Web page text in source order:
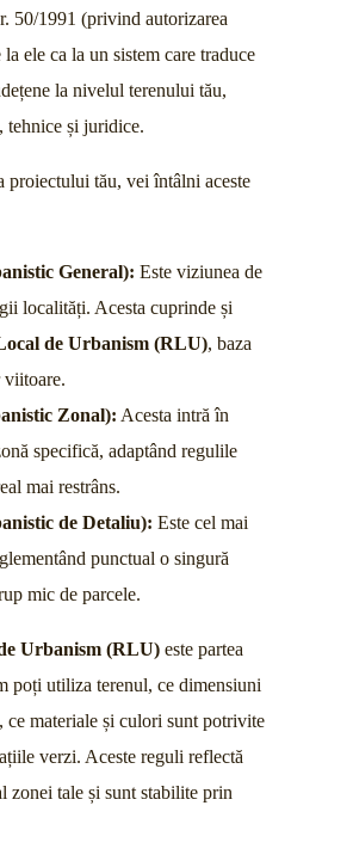
50/1991 (privind autorizarea
ele ca la un sistem care traduce
la nivelul terenului tău,
tehnice și juridice.
proiectului tău, vei întâlni aceste
General): Este viziunea de
localități. Acesta cuprinde și
de Urbanism (RLU), baza
Zonal): Acesta intră în
specifică, adaptând regulile
mai restrâns.
de Detaliu): Este cel mai
punctual o singură
mic de parcele.
Urbanism (RLU) este partea
poți utiliza terenul, ce dimensiuni
ce materiale și culori sunt potrivite
verzi. Aceste reguli reflectă
zonei tale și sunt stabilite prin